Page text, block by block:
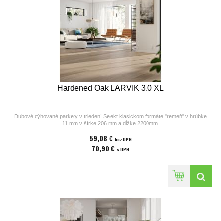
Hardened Oak LARVIK 3.0 XL
Dubové dýhované parkety v triedení Selekt klasickom formáte "remeň" v hrúbke
11 mm v šírke 206 mm a dĺžke 2200mm.
úprava parkiet pozostáva z laku v odtieni
Powder White, ostrých hrán a kartáčovaného povrchu. Cena za 1m2
59,08 € bez DPH
70,90 € s DPH